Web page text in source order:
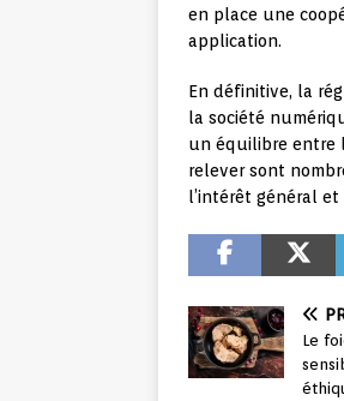
en place une
application.
En définitive, la
la société
un équilibre entre
relever sont
l’intérêt général
Le